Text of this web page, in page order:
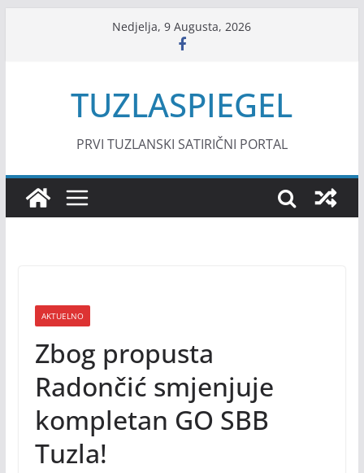
Nedjelja, 9 Augusta, 2026
TUZLASPIEGEL
PRVI TUZLANSKI SATIRIČNI PORTAL
AKTUELNO
Zbog propusta
Radončić smjenjuje
kompletan GO SBB
Tuzla!